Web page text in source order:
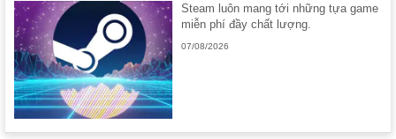
Steam luôn mang tới những tựa game
miễn phí đầy chất lượng.
07/08/2026